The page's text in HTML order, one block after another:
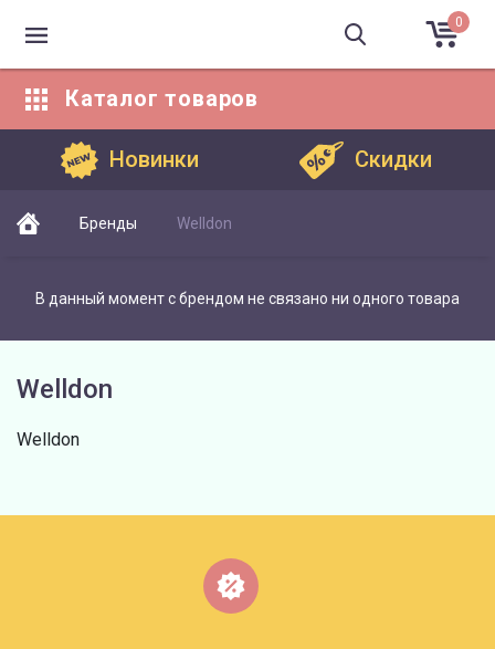
0
Каталог товаров
Новинки Скидки
Бренды Welldon
В данный момент с брендом не связано ни одного товара
Welldon
Welldon